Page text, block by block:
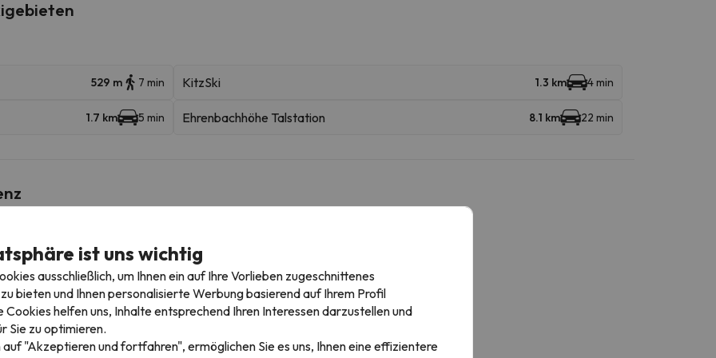
529 m 7 min KitzSki 1.3 km 4 min
1.7 km 5 min Ehrenbachhöhe Talstation 8.1 km 22 min
ist uns wichtig
ausschließlich, um Ihnen ein auf Ihre Vorlieben zugeschnittenes
bieten und Ihnen personalisierte Werbung basierend auf Ihrem Profil
Cookies helfen uns, Inhalte entsprechend Ihren Interessen darzustellen und
Sie zu optimieren.
auf "Akzeptieren und fortfahren", ermöglichen Sie es uns, Ihnen eine effizientere